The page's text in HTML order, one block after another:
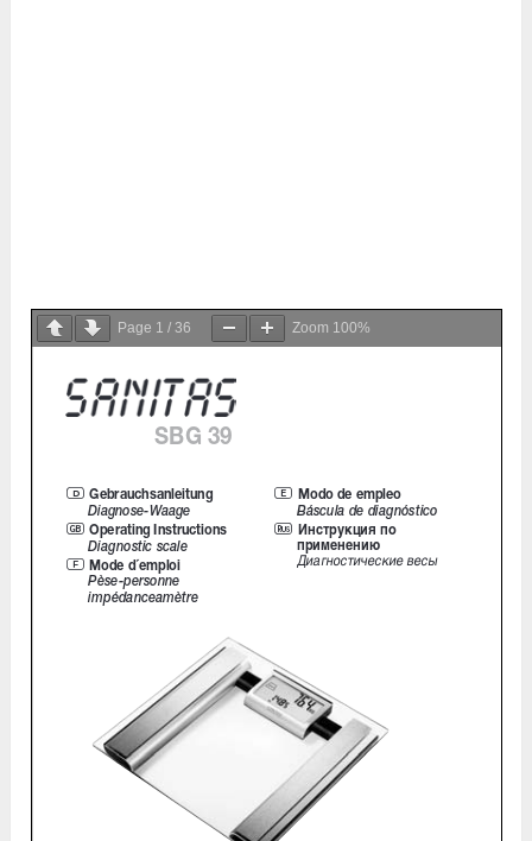
Page 1 /36 Zoom 100%